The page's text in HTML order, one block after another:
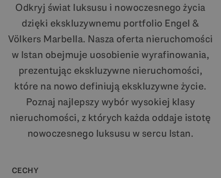
Odkryj świat luksusu i nowoczesnego życia
dzięki ekskluzywnemu portfolio Engel &
Völkers Marbella. Nasza oferta nieruchomości
w Istan obejmuje uosobienie wyrafinowania,
prezentując ekskluzywne nieruchomości,
które na nowo definiują ekskluzywne życie.
Poznaj najlepszy wybór wysokiej klasy
nieruchomości, z których każda oddaje istotę
nowoczesnego luksusu w sercu Istan.
CECHY